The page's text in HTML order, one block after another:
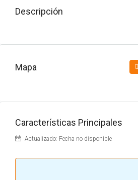
Descripción
Mapa
Características Principales
Actualizado: Fecha no disponible